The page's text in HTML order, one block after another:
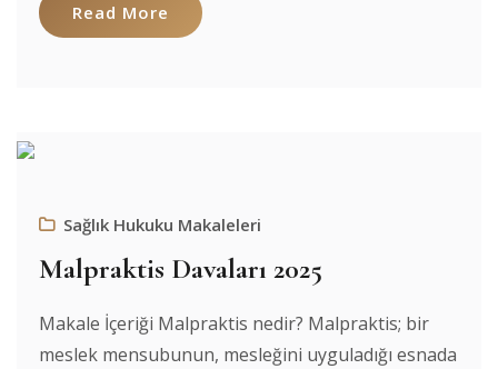
Read More
Sağlık Hukuku Makaleleri
Malpraktis Davaları 2025
Makale İçeriği Malpraktis nedir? Malpraktis; bir
meslek mensubunun, mesleğini uyguladığı esnada